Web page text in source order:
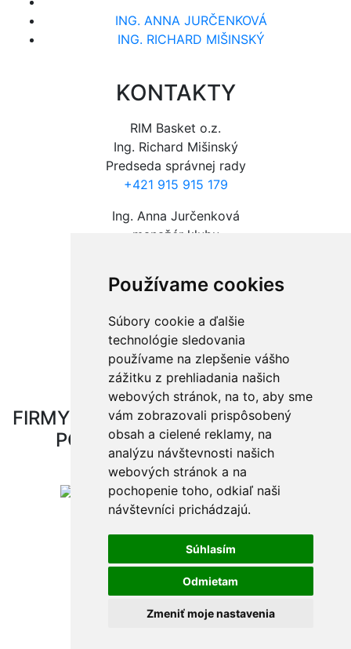
Používame cookies
Súbory cookie a ďalšie
technológie sledovania
používame na zlepšenie vášho
zážitku z prehliadania našich
webových stránok, na to, aby sme
vám zobrazovali prispôsobený
obsah a cielené reklamy, na
analýzu návštevnosti našich
webových stránok a na
pochopenie toho, odkiaľ naši
návštevníci prichádzajú.
Súhlasím
Odmietam
Zmeniť moje nastavenia
ING. ANNA JURČENKOVÁ
ING. RICHARD MIŠINSKÝ
KONTAKTY
RIM Basket o.z.
Ing. Richard Mišinský
Predseda správnej rady
+421 915 915 179
Ing. Anna Jurčenková
manažér klubu
GDPR|Cookies|Kódex Klubu
webdesign | webex.digital
FIRMY A ORGANIZÁCIE, KTORÉ NÁM
POMÁHAJÚ Generálni partneri
Partneri
Reklamní partneri